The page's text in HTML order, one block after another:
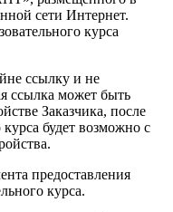
сети Интернет.
курса
ссылку и не
ссылка может быть
Заказчика, после
будет возможно с
предоставления
курса.